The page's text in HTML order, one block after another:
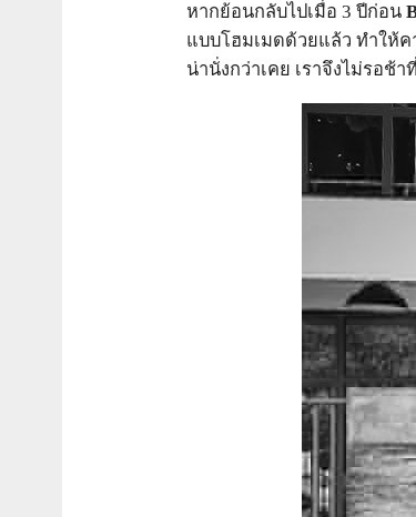
หากย้อนกลับไปเมื่อ 3 ปีก่อน
แบบโฮมเมดด้วยแล้ว ทำให้ค
น่านั่งกว่าเคย เราจึงไม่รอช้